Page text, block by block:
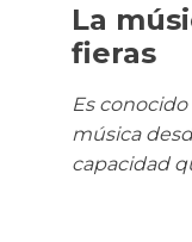
La
fieras
Es
música
capacidad